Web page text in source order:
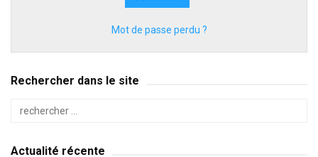
Mot de passe perdu ?
Rechercher dans le site
Actualité récente